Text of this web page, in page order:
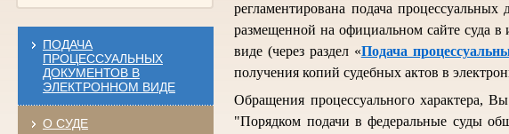
ПОДАЧА
ПРОЦЕССУАЛЬНЫХ
ДОКУМЕНТОВ В
ЭЛЕКТРОННОМ ВИДЕ
О СУДЕ
регламентирована подача
размещенной на официальном сайте суда
виде (через раздел «Подача
получения копий судебных актов в
Обращения процессуального характера,
"Порядком подачи в федеральные суды